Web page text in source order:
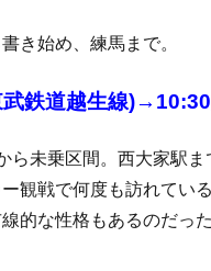
き始め、練馬まで。
鉄道越生線
ら未乗区間。西大家駅
観戦で何度も訪れてい
的な性格もあるのだった